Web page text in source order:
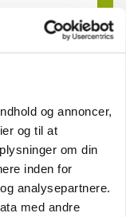
og annoncer,
og til at
om din
inden for
analysepartnere.
med andre
NY 06. aug.
Haves
03. aug.